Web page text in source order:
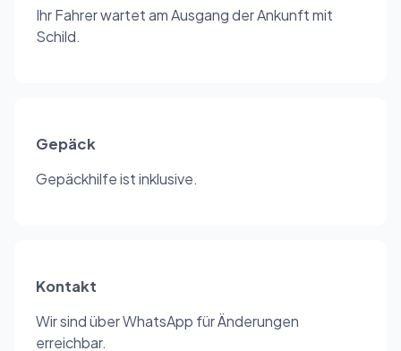
Ihr Fahrer wartet am Ausgang der Ankunft mit
Schild.
Gepäck
Gepäckhilfe ist inklusive.
Kontakt
Wir sind über WhatsApp für Änderungen
erreichbar.